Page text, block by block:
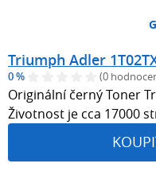
Triumph Adler
0 % (0
Originální černý Toner
Životnost je cca 17000